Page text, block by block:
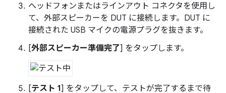
ヘッドフォンまたはラインアウト コネクタを使用し
て、外部スピーカーを DUT に接続します。DUT に
接続された USB マイクの電源プラグを抜きます。
[外部スピーカー準備完了] をタップします。
[テスト 1] をタップして、テストが完了するまで待